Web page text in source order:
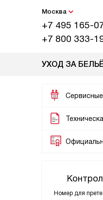
Москва
+7 495 165-
+7 800 333-
УХОД ЗА
Номер для